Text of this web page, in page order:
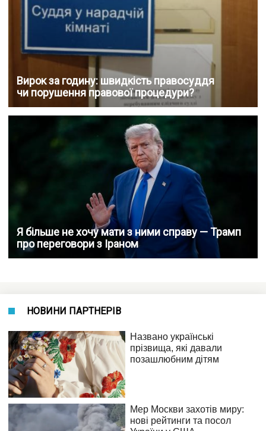
Вирок за годину: швидкість правосуддя
чи порушення правової процедури?
Я більше не хочу мати з ними справу — Трамп
про переговори з Іраном
НОВИНИ ПАРТНЕРІВ